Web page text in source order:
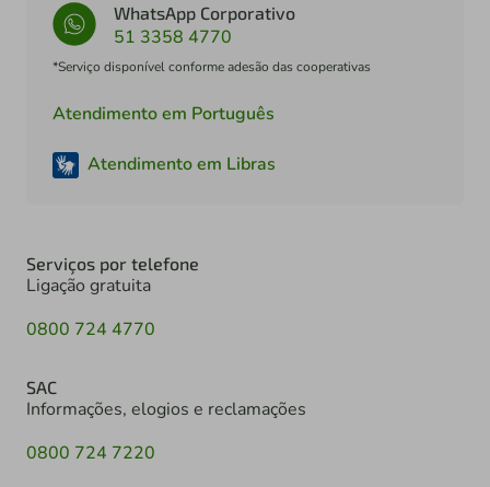
WhatsApp Corporativo
51 3358 4770
*Serviço disponível conforme adesão das cooperativas
Atendimento em Português
Atendimento em Libras
Serviços por telefone
Ligação gratuita
0800 724 4770
SAC
Informações, elogios e reclamações
0800 724 7220